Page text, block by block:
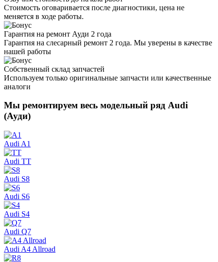
Стоимость оговаривается после диагностики, цена не
меняется в ходе работы.
Гарантия на ремонт Ауди 2 года
Гарантия на слесарный ремонт 2 года. Мы уверены в качестве
нашей работы
Собственный склад запчастей
Используем только оригинальные запчасти или качественные
аналоги
Мы ремонтируем весь модельный ряд Audi
(Ауди)
Audi A1
Audi TT
Audi S8
Audi S6
Audi S4
Audi Q7
Audi A4 Allroad